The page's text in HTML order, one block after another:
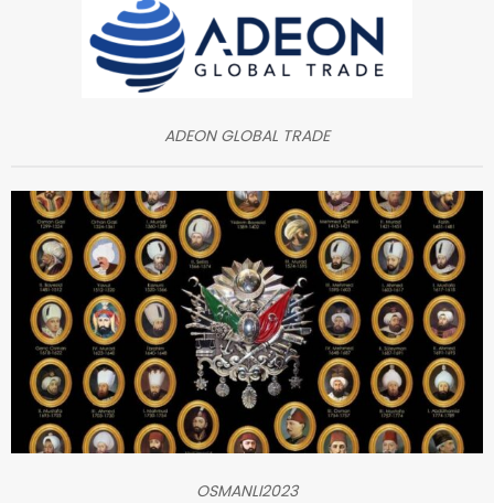
ADEON GLOBAL TRADE
OSMANLI2023